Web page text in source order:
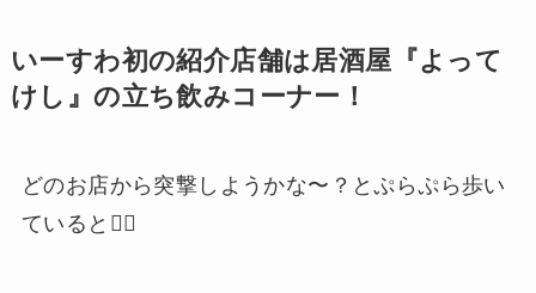
いーすわ初の紹介店舗は居酒屋『よって
けし』の立ち飲みコーナー！
どのお店から突撃しようかな〜？とぷらぷら歩い
ていると🚶‍♀️